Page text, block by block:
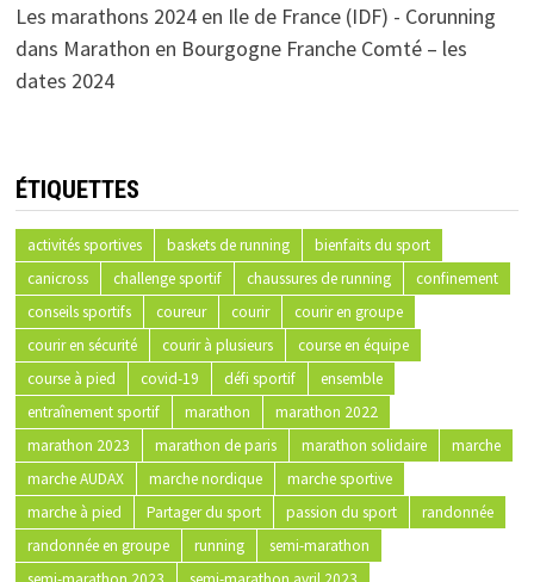
Les marathons 2024 en Ile de France (IDF) - Corunning
dans Marathon en Bourgogne Franche Comté – les
dates 2024
ÉTIQUETTES
activités sportives baskets de running
bienfaits du sport
canicross
challenge sportif chaussures de running
confinement
conseils sportifs
coureur courir
courir en groupe
courir en sécurité
courir à plusieurs
course en équipe
course à pied
covid-19 défi sportif
ensemble
entraînement sportif
marathon
marathon 2022
marathon 2023
marathon de paris marathon solidaire
marche
marche AUDAX
marche nordique
marche sportive
marche à pied
Partager du sport passion du sport
randonnée
randonnée en groupe
running
semi-marathon